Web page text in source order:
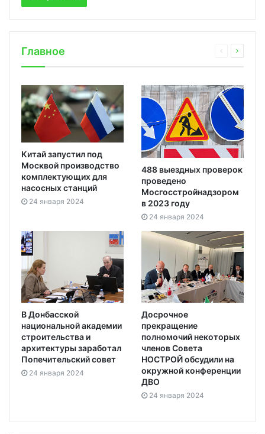
Главное
Китай запустил под
Москвой производство
комплектующих для
насосных станций
24 января 2024
488 выездных проверок
проведено
Мосгосстройнадзором
в 2023 году
24 января 2024
В Донбасской
национальной академии
строительства и
архитектуры заработал
Попечительский совет
24 января 2024
Досрочное
прекращение
полномочий некоторых
членов Совета
НОСТРОЙ обсудили на
окружной конференции
ДВО
24 января 2024